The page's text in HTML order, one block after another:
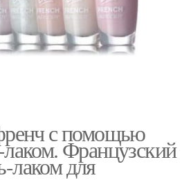
с помощью
Французский
лаком для